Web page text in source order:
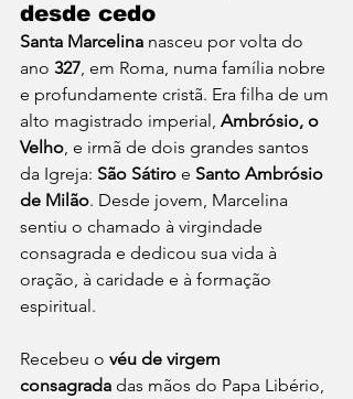
desde cedo
Santa Marcelina nasceu por volta do
ano 327, em Roma, numa família nobre
e profundamente cristã. Era filha de um
alto magistrado imperial, Ambrósio, o
Velho, e irmã de dois grandes santos
da Igreja: São Sátiro e Santo Ambrósio
de Milão. Desde jovem, Marcelina
sentiu o chamado à virgindade
consagrada e dedicou sua vida à
oração, à caridade e à formação
espiritual.
Recebeu o véu de virgem
consagrada das mãos do Papa Libério,